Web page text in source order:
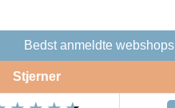
Bedst anmeldte webshops
Stjerner